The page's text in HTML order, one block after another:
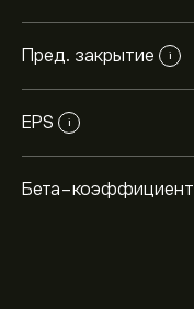
Пред. закрытие i
EPS i
Бета-коэффициент